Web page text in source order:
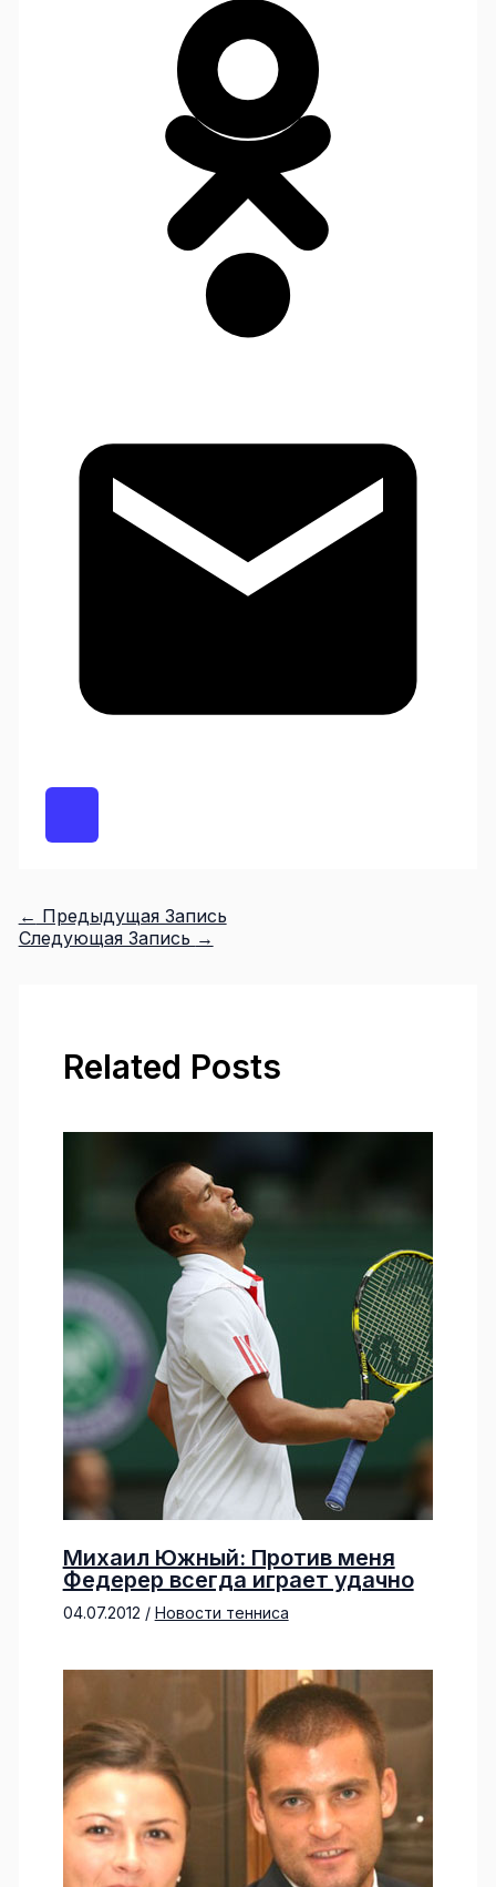
← Предыдущая Запись
Следующая Запись →
Related Posts
Михаил Южный: Против меня
Федерер всегда играет удачно
04.07.2012 / Новости тенниса